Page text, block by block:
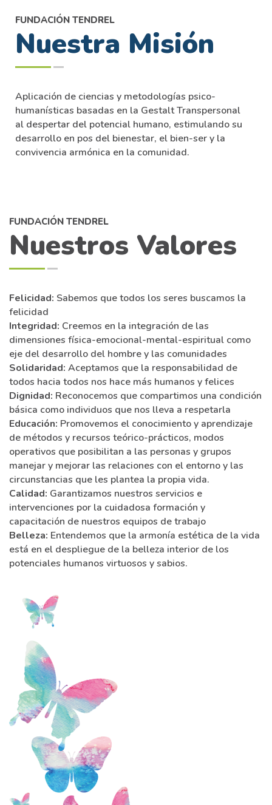
FUNDACIÓN TENDREL
Nuestra Misión
Aplicación de ciencias y metodologías psico-
humanísticas basadas en la Gestalt Transpersonal
al despertar del potencial humano, estimulando su
desarrollo en pos del bienestar, el bien-ser y la
convivencia armónica en la comunidad.
FUNDACIÓN TENDREL
Nuestros Valores
Felicidad: Sabemos que todos los seres buscamos la
felicidad
Integridad: Creemos en la integración de las
dimensiones física-emocional-mental-espiritual como
eje del desarrollo del hombre y las comunidades
Solidaridad: Aceptamos que la responsabilidad de
todos hacia todos nos hace más humanos y felices
Dignidad: Reconocemos que compartimos una condición
básica como individuos que nos lleva a respetarla
Educación: Promovemos el conocimiento y aprendizaje
de métodos y recursos teórico-prácticos, modos
operativos que posibilitan a las personas y grupos
manejar y mejorar las relaciones con el entorno y las
circunstancias que les plantea la propia vida.
Calidad: Garantizamos nuestros servicios e
intervenciones por la cuidadosa formación y
capacitación de nuestros equipos de trabajo
Belleza: Entendemos que la armonía estética de la vida
está en el despliegue de la belleza interior de los
potenciales humanos virtuosos y sabios.